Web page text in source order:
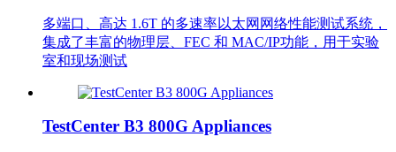
多端口、高达 1.6T 的多速率以太网网络性能测试系统，
集成了丰富的物理层、FEC 和 MAC/IP功能，用于实验
室和现场测试
TestCenter B3 800G Appliances